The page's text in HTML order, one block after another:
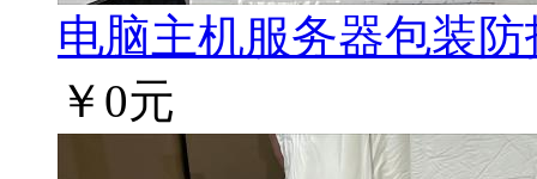
电脑主机服务器包装防
￥0元